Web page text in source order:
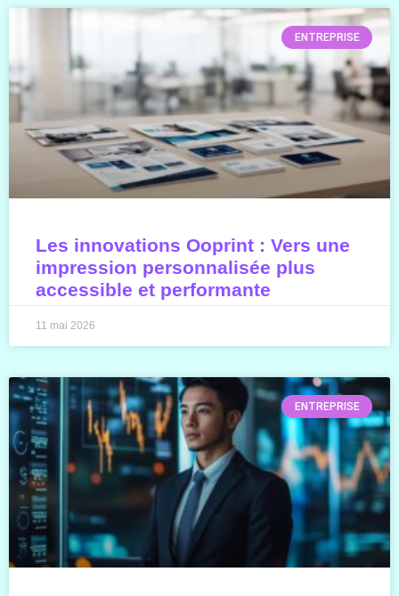
ENTREPRISE
Les innovations Ooprint : Vers une
impression personnalisée plus
accessible et performante
11 mai 2026
ENTREPRISE